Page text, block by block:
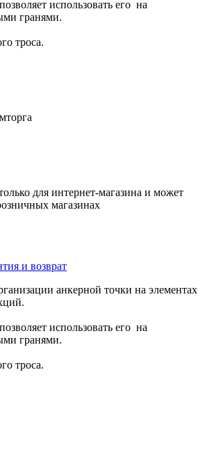
использовать его на
гранями.
троса.
для интернет-магазина и может
магазинах
и возврат
анкерной точки на элементах
использовать его на
гранями.
троса.